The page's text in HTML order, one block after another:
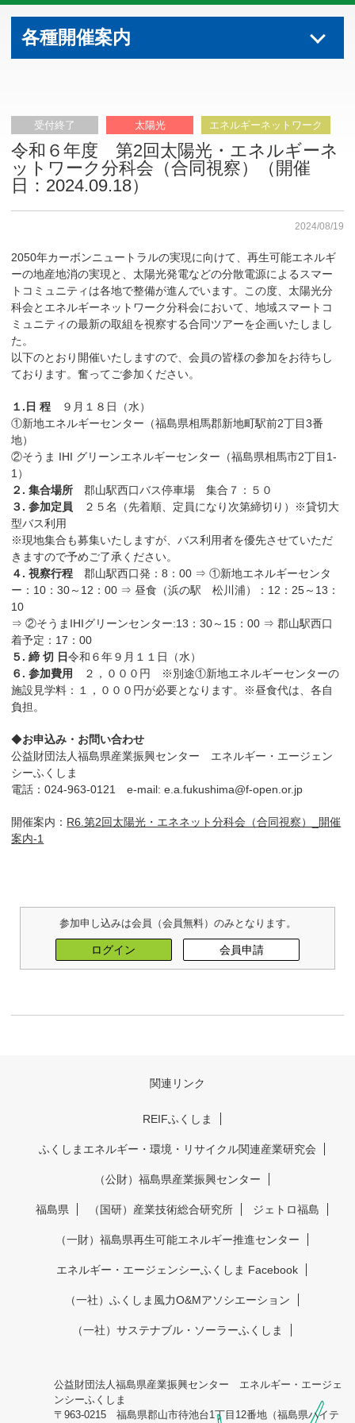
各種開催案内
受付終了 太陽光 エネルギーネットワーク
令和６年度 第2回太陽光・エネルギーネ
ットワーク分科会（合同視察）（開催
日：2024.09.18）
2024/08/19
2050年カーボンニュートラルの実現に向けて、再生可能エネルギ
ーの地産地消の実現と、太陽光発電などの分散電源によるスマー
トコミュニティは各地で整備が進んでいます。この度、太陽光分
科会とエネルギーネットワーク分科会において、地域スマートコ
ミュニティの最新の取組を視察する合同ツアーを企画いたしまし
た。
以下のとおり開催いたしますので、会員の皆様の参加をお待ちし
ております。奮ってご参加ください。
１.日 程 ９月１８日（水）
①新地エネルギーセンター（福島県相馬郡新地町駅前2丁目3番
地）
②そうま IHI グリーンエネルギーセンター（福島県相馬市2丁目1-
1）
２. 集合場所 郡山駅西口バス停車場 集合７：５０
３. 参加定員 ２５名（先着順、定員になり次第締切り）※貸切大
型バス利用
※現地集合も募集いたしますが、バス利用者を優先させていただ
きますので予めご了承ください。
４. 視察行程 郡山駅西口発：8：00 ⇒ ①新地エネルギーセンタ
ー：10：30～12：00 ⇒ 昼食（浜の駅 松川浦）：12：25～13：
10
⇒ ②そうまIHIグリーンセンター:13：30～15：00 ⇒ 郡山駅西口
着予定：17：00
５. 締 切 日令和６年９月１１日（水）
６. 参加費用
２，０００円 ※別途①新地エネルギーセンターの
施設見学料：１，０００円が必要となります。※昼食代は、各自
負担。
◆お申込み・お問い合わせ
公益財団法人福島県産業振興センター エネルギー・エージェン
シーふくしま
電話：024-963-0121 e-mail: e.a.fukushima@f-open.or.jp
開催案内： R6.第2回太陽光・エネネット分科会（合同視察）_開催
案内-1
参加申し込みは会員（会員無料）のみとなります。
ログイン 会員申請
関連リンク
REIFふくしま
ふくしまエネルギー・環境・リサイクル関連産業研究会
（公財）福島県産業振興センター
福島県 （国研）産業技術総合研究所 ジェトロ福島
（一財）福島県再生可能エネルギー推進センター
エネルギー・エージェンシーふくしま Facebook
（一社）ふくしま風力O&Mアソシエーション
（一社）サステナブル・ソーラーふくしま
公益財団法人福島県産業振興センター エネルギー・エージェ
ンシーふくしま
〒963-0215 福島県郡山市待池台1丁目12番地（福島県ハイテ